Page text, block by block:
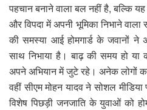
पहचान बनाने वाला बल नहीं है, बल्कि
और विपदा में अपनी भूमिका निभाने
की समस्या आई होमगार्ड के जवानों ने
साथ निभाया है। बाढ़ की समय हो या
अपने अभियान में जुटे रहे। अनेक लोगों
वहीं सीएम मोहन यादव ने सोशल
विशेष पिछड़ी जनजाति के युवाओं को